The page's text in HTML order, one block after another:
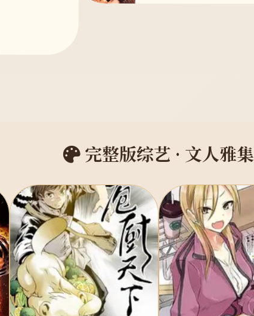
完整版综艺 · 文人雅集